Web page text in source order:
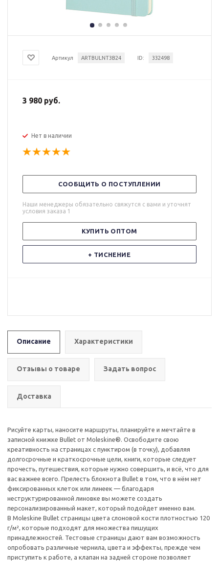
Артикул ARTBULNT3B24 ID: 332498
3 980 руб.
Нет в наличии
СООБЩИТЬ О ПОСТУПЛЕНИИ
Наши менеджеры обязательно свяжутся с вами и уточнят
условия заказа 1
КУПИТЬ ОПТОМ
+ ТИСНЕНИЕ
Описание Характеристики
Отзывы о товаре Задать вопрос
Доставка
Рисуйте карты, наносите маршруты, планируйте и мечтайте в
записной книжке Bullet от Moleskine®. Освободите свою
креативность на страницах с пунктиром (в точку), добавляя
долгосрочные и краткосрочные цели, книги, которые следует
прочесть, путешествия, которые нужно совершить, и всё, что для
вас важнее всего. Прелесть блокнота Bullet в том, что в нём нет
фиксированных клеток или линеек — благодаря
неструктурированной линовке вы можете создать
персонализированный макет, который подойдет именно вам.
В Moleskine Bullet страницы цвета слоновой кости плотностью 120
г/м², которые подходят для множества пишущих
принадлежностей. Тестовые страницы дают вам возможность
опробовать различные чернила, цвета и эффекты, прежде чем
приступить к работе, а клапан на задней стороне позволяет